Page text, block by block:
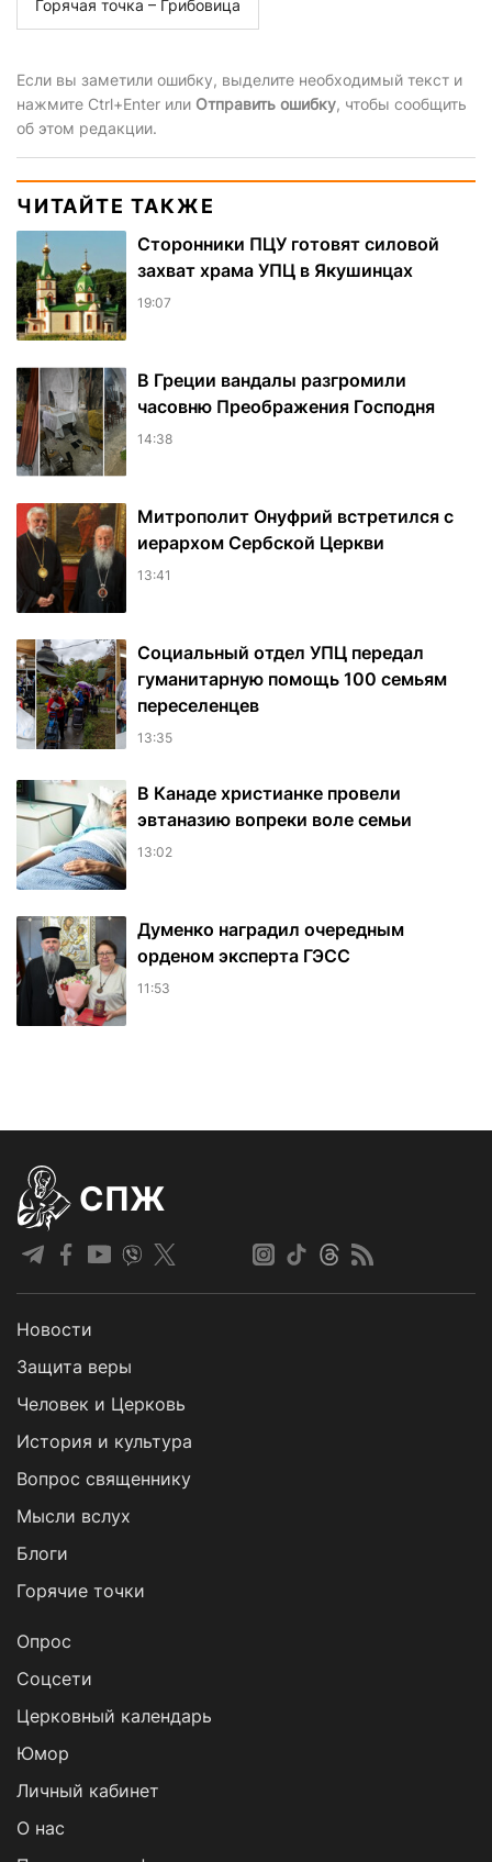
Горячая точка – Грибовица
Если вы заметили ошибку, выделите необходимый текст и
нажмите Ctrl+Enter или Отправить ошибку, чтобы сообщить
об этом редакции.
ЧИТАЙТЕ ТАКЖЕ
Сторонники ПЦУ готовят силовой
захват храма УПЦ в Якушинцах
19:07
В Греции вандалы разгромили
часовню Преображения Господня
14:38
Митрополит Онуфрий встретился с
иерархом Сербской Церкви
13:41
Социальный отдел УПЦ передал
гуманитарную помощь 100 семьям
переселенцев
13:35
В Канаде христианке провели
эвтаназию вопреки воле семьи
13:02
Думенко наградил очередным
орденом эксперта ГЭСС
11:53
СПЖ
Новости
Защита веры
Человек и Церковь
История и культура
Вопрос священнику
Мысли вслух
Блоги
Горячие точки
Опрос
Cоцсети
Церковный календарь
Юмор
Личный кабинет
О нас